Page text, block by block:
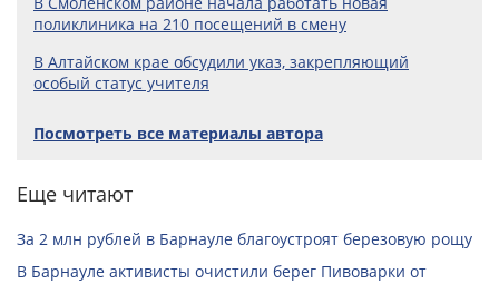
поликлиника на 210 посещений в смену
В Алтайском крае обсудили указ, закрепляющий
особый статус учителя
Посмотреть все материалы автора
Еще читают
За 2 млн рублей в Барнауле благоустроят березовую рощу
В Барнауле активисты очистили берег Пивоварки от